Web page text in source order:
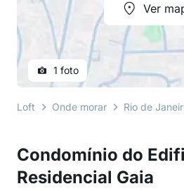
Condomínio do
Residencial Gaia
Ver
1 foto
Loft Onde morar Rio de